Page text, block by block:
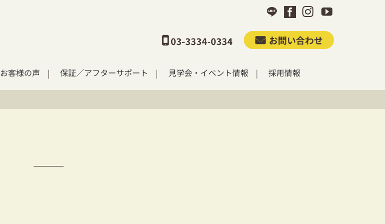
03-3334-0334 お問い合わせ
お客様の声 保証／アフターサポート 見学会・イベント情報 採用情報